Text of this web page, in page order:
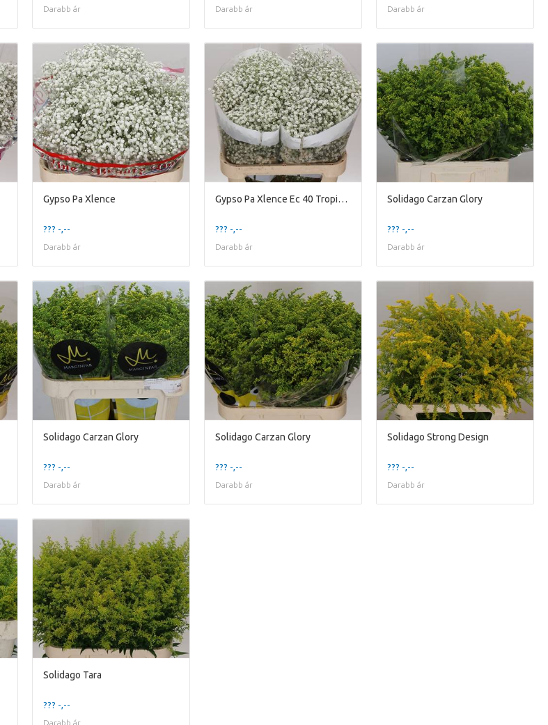
Darabb ár Darabb ár Darabb ár
Gypso Pa Xlence
??? -,--
Darabb ár
Gypso Pa Xlence Ec 40 Tropical Acres
??? -,--
Darabb ár
Solidago Carzan Glory
??? -,--
Darabb ár
Solidago Carzan Glory
??? -,--
Darabb ár
Solidago Carzan Glory
??? -,--
Darabb ár
Solidago Strong Design
??? -,--
Darabb ár
Solidago Tara
??? -,--
Darabb ár